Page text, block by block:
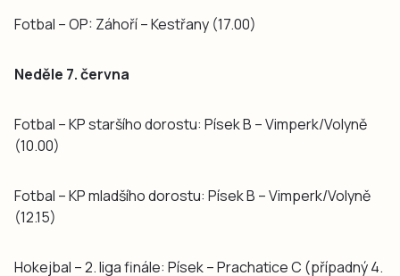
Fotbal – OP: Záhoří – Kestřany (17.00)
Neděle 7. června
Fotbal – KP staršího dorostu: Písek B – Vimperk/Volyně
(10.00)
Fotbal – KP mladšího dorostu: Písek B – Vimperk/Volyně
(12.15)
Hokejbal – 2. liga finále: Písek – Prachatice C (případný 4.